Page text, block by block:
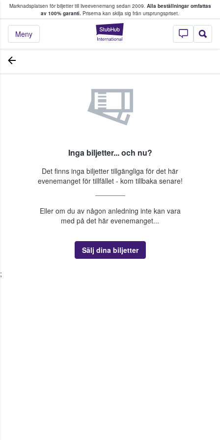
Marknadsplatsen för biljetter till liveevenemang sedan 2009. Alla beställningar omfattas
av 100% garanti. Priserna kan skilja sig från ursprungspriset.
StubHub – där
Meny
köper och säljer biljetter.
Inga biljetter... och nu?
Det finns inga biljetter tillgängliga för det här
evenemanget för tillfället - kom tillbaka senare!
Eller om du av någon anledning inte kan vara
med på det här evenemanget...
Sälj dina biljetter
;